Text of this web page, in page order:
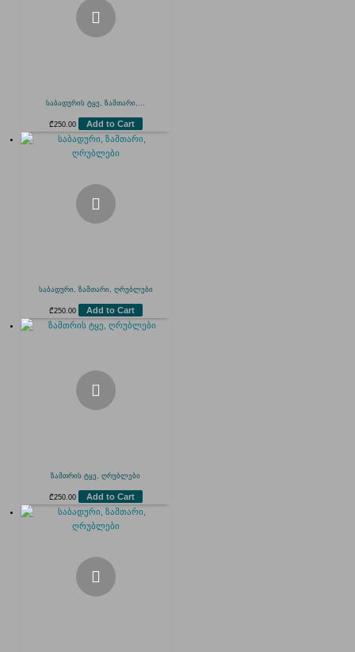
საბადურის ტყე, ზამთარი,...
₾250.00 Add to Cart
საბადური, ზამთარი, ღრუბლები
₾250.00 Add to Cart
ზამთრის ტყე, ღრუბლები
₾250.00 Add to Cart